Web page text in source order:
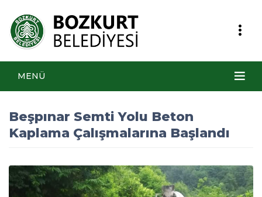
MENÜ
Beşpınar Semti Yolu Beton
Kaplama Çalışmalarına Başlandı